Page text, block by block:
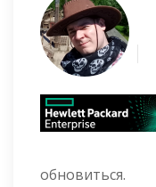
обновиться.